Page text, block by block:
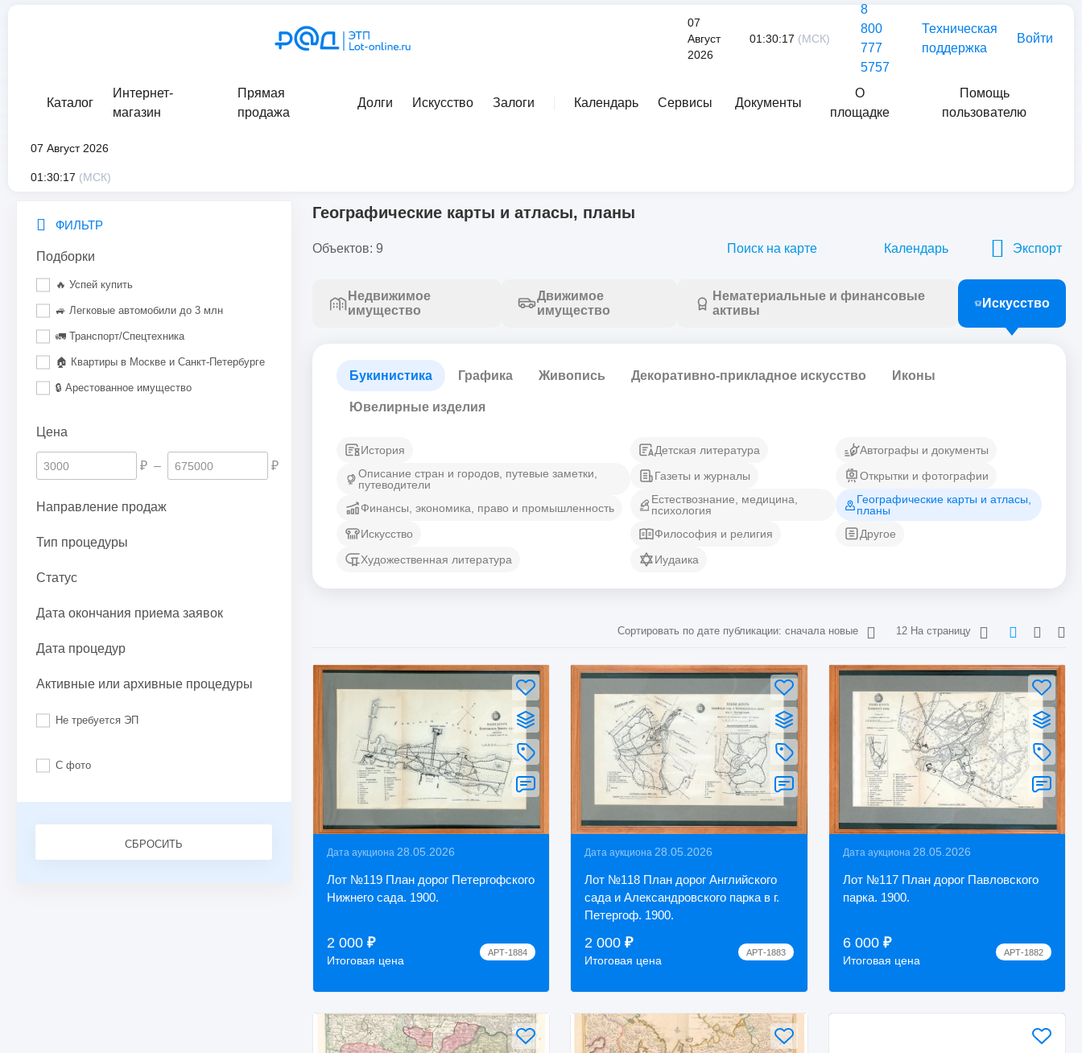
07
Август
2026
01:30:17 (МСК)
8
800
777
5757
Техническая
поддержка
Войти
Каталог
Интернет-
магазин
Прямая
продажа
Долги Искусство Залоги Календарь Сервисы Документы
О
площадке
Помощь
пользователю
07 Август 2026
01:30:17 (МСК)
ФИЛЬТР
Подборки
🔥 Успей купить
🚙 Легковые автомобили до 3 млн
🚛 Транспорт/Спецтехника
🏠 Квартиры в Москве и Санкт-Петербурге
🔒 Арестованное имущество
Цена
₽ – ₽
Направление продаж
Тип процедуры
Статус
Дата окончания приема заявок
Дата процедур
Активные или архивные процедуры
Не требуется ЭП
С фото
СБРОСИТЬ
Географические карты и атласы, планы
Объектов: 9 Поиск на карте Календарь Экспорт
Недвижимое
имущество
Движимое
имущество
Нематериальные и финансовые
активы
Искусство
Букинистика Графика Живопись Декоративно-прикладное искусство Иконы
Ювелирные изделия
История
Описание стран и городов, путевые заметки,
путеводители
Финансы, экономика, право и промышленность
Искусство
Художественная литература
Детская литература
Газеты и журналы
Естествознание, медицина,
психология
Философия и религия
Иудаика
Автографы и документы
Открытки и фотографии
Географические карты и атласы,
планы
Другое
Сортировать по дате публикации: сначала новые 12 На страницу
Дата аукциона 28.05.2026
Лот №119 План дорог Петергофского
Нижнего сада. 1900.
2 000 ₽
Итоговая цена
АРТ-1884
Дата аукциона28.05.2026
Лот №118 План дорог Английского
сада и Александровского парка в г.
Петергоф. 1900.
2 000 ₽
Итоговая цена
АРТ-1883
Дата аукциона 28.05.2026
Лот №117 План дорог Павловского
парка. 1900.
6 000 ₽
Итоговая цена
АРТ-1882